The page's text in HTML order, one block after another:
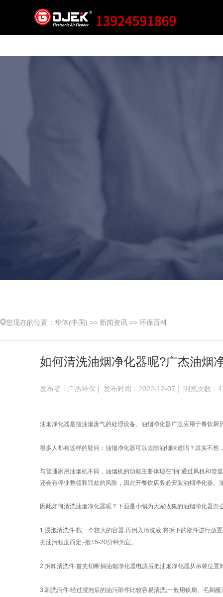
您现在的位置： 华体(中国) >> 新闻资讯 >> 环保百科
如何清洗油烟净化器呢?广杰油烟
发布者：广杰环保 | 发布时间：2022-12-07 | 浏览次数：
油烟净化器是指油烟废气的处理设备。油烟净化器广泛应用于餐饮
很多人都有这样的疑问：油烟净化器可以去除油烟味道吗？其实不
与普通家用油烟机不同，油烟机的功能主要体现在“抽”通过风机和
还会有停业整顿和罚款的风险，因此开餐饮店务必安装油烟净化器
因此如何清洗油烟净化器呢？下面是小编为大家收集的油烟净化器怎
1.浸泡清洗件:找一个较大的容器,再倒入清洗液,将拆下的部件进行放
据油污程度而定,-般15-20分钟为宜。
2.拆卸清洗件:首先切断抽油烟净化器电源后把油烟净化器从吊装位
3.刷洗污件:经过浸泡后的油污部件比较容易清洗,一般用铁刷、毛刷